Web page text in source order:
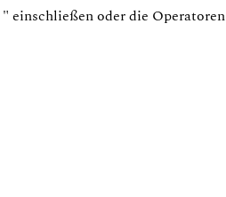
" einschließen oder die Operatoren